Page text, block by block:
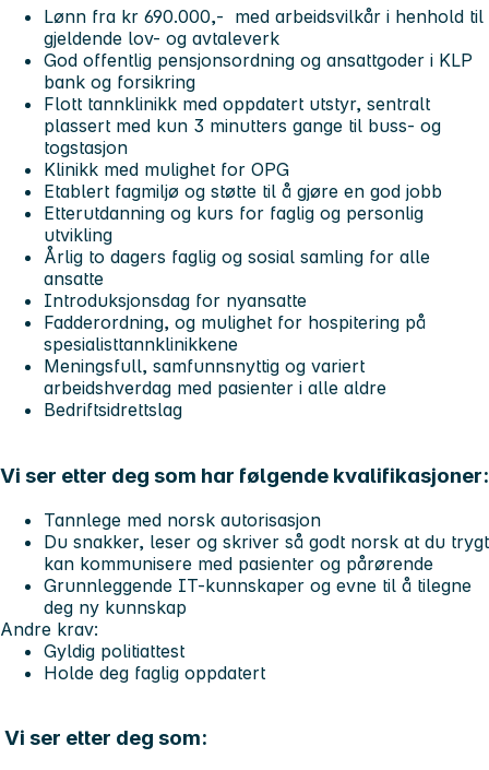
Lønn fra kr 690.000,- med arbeidsvilkår i henhold til
gjeldende lov- og avtaleverk
God offentlig pensjonsordning og ansattgoder i KLP
bank og forsikring
Flott tannklinikk med oppdatert utstyr, sentralt
plassert med kun 3 minutters gange til buss- og
togstasjon
Klinikk med mulighet for OPG
Etablert fagmiljø og støtte til å gjøre en god jobb
Etterutdanning og kurs for faglig og personlig
utvikling
Årlig to dagers faglig og sosial samling for alle
ansatte
Introduksjonsdag for nyansatte
Fadderordning, og mulighet for hospitering på
spesialisttannklinikkene
Meningsfull, samfunnsnyttig og variert
arbeidshverdag med pasienter i alle aldre
Bedriftsidrettslag
Vi ser etter deg som har følgende kvalifikasjoner:
Tannlege med norsk autorisasjon
Du snakker, leser og skriver så godt norsk at du trygt
kan kommunisere med pasienter og pårørende
Grunnleggende IT-kunnskaper og evne til å tilegne
deg ny kunnskap
Andre krav:
Gyldig politiattest
Holde deg faglig oppdatert
Vi ser etter deg som: